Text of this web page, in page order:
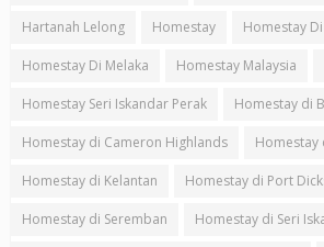
Hartanah Lelong Homestay Homestay
Homestay Di Melaka Homestay Malaysia
Homestay Seri Iskandar Perak Homestay di
Homestay di Cameron Highlands Homestay
Homestay di Kelantan Homestay di Port
Homestay di Seremban Homestay di Seri